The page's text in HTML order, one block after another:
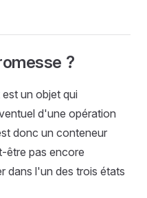
?
un objet qui
d'une opération
donc un conteneur
être pas encore
dans l'un des trois états